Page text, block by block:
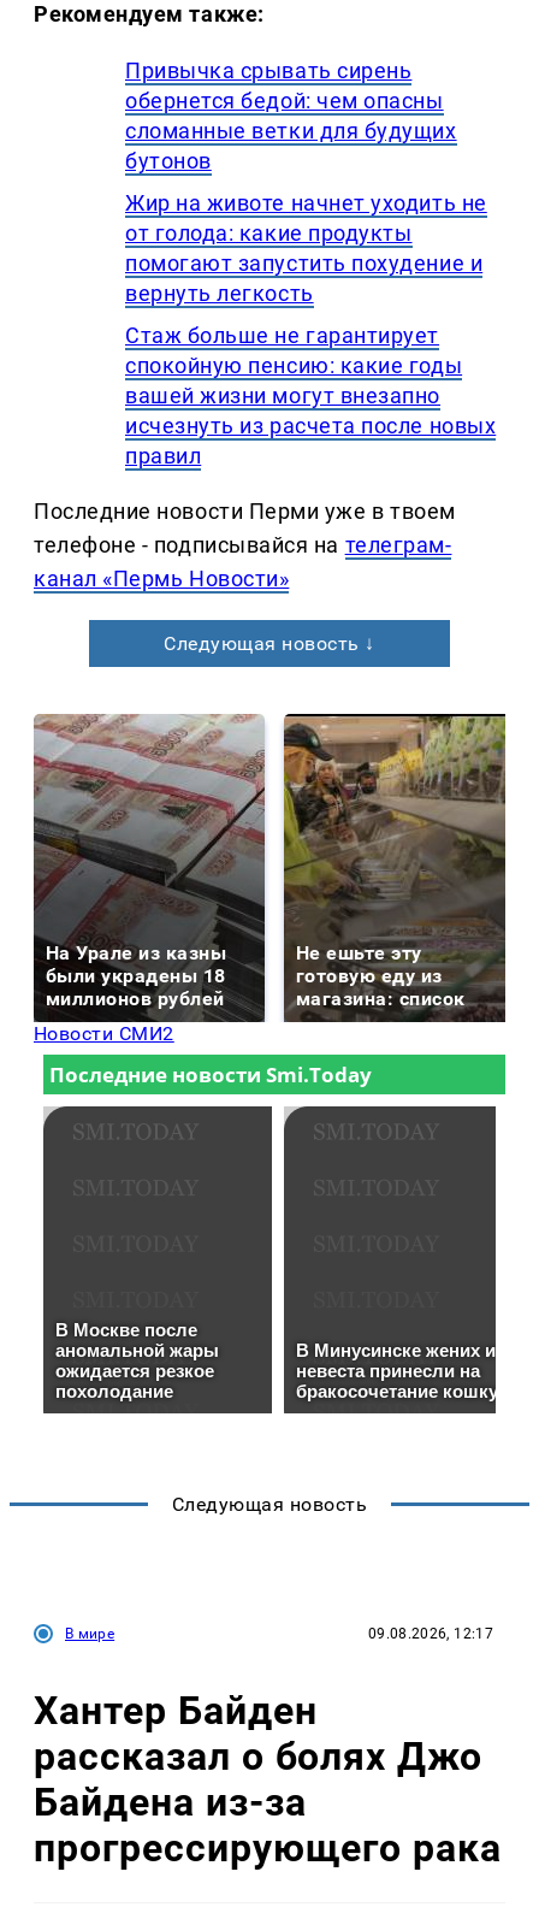
Рекомендуем также:
Привычка срывать сирень
обернется бедой: чем опасны
сломанные ветки для будущих
бутонов
Жир на животе начнет уходить не
от голода: какие продукты
помогают запустить похудение и
вернуть легкость
Стаж больше не гарантирует
спокойную пенсию: какие годы
вашей жизни могут внезапно
исчезнуть из расчета после новых
правил
Последние новости Перми уже в твоем
телефоне - подписывайся на телеграм-
канал «Пермь Новости»
Следующая новость ↓
На Урале из казны
были украдены 18
миллионов рублей
Не ешьте эту
готовую еду из
магазина: список
Новости СМИ2
Следующая новость
В мире 09.08.2026, 12:17
Хантер Байден
рассказал о болях Джо
Байдена из-за
прогрессирующего рака